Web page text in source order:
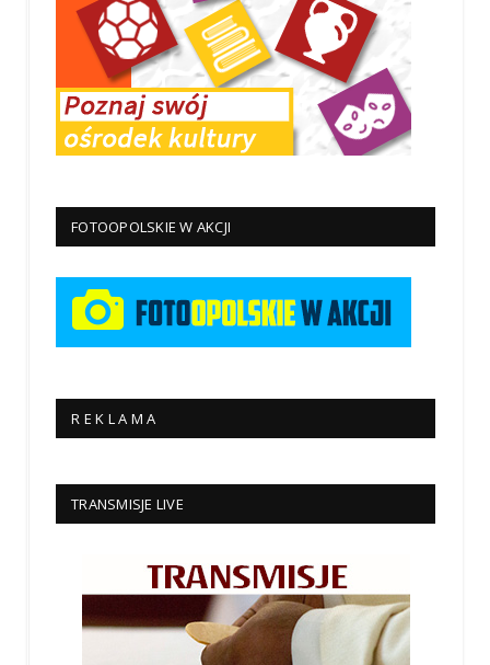
FOTOOPOLSKIE W AKCJI
R E K L A M A
TRANSMISJE LIVE